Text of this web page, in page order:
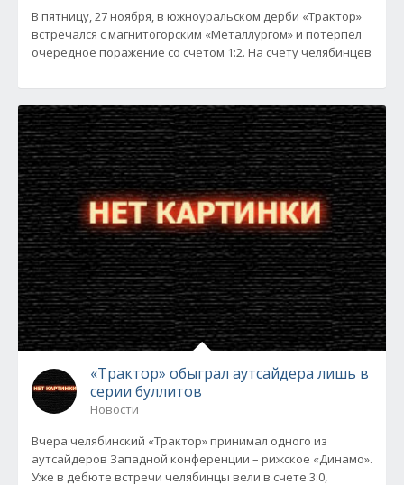
В пятницу, 27 ноября, в южноуральском дерби «Трактор»
встречался с магнитогорским «Металлургом» и потерпел
очередное поражение со счетом 1:2. На счету челябинцев
«Трактор» обыграл аутсайдера лишь в
серии буллитов
Новости
Вчера челябинский «Трактор» принимал одного из
аутсайдеров Западной конференции – рижское «Динамо».
Уже в дебюте встречи челябинцы вели в счете 3:0,